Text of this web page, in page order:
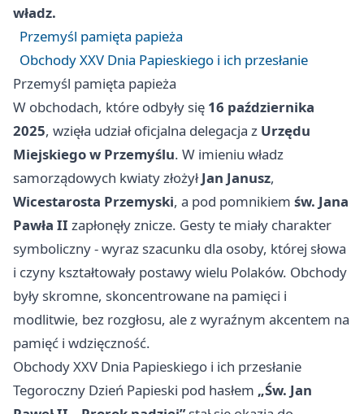
władz.
Przemyśl pamięta papieża
Obchody XXV Dnia Papieskiego i ich przesłanie
Przemyśl pamięta papieża
W obchodach, które odbyły się 16 października
2025, wzięła udział oficjalna delegacja z Urzędu
Miejskiego w Przemyślu. W imieniu władz
samorządowych kwiaty złożyłJan Janusz,
Wicestarosta Przemyski, a pod pomnikiem św. Jana
Pawła II zapłonęły znicze. Gesty te miały charakter
symboliczny - wyraz szacunku dla osoby, której słowa
i czyny kształtowały postawy wielu Polaków. Obchody
były skromne, skoncentrowane na pamięci i
modlitwie, bez rozgłosu, ale z wyraźnym akcentem na
pamięć i wdzięczność.
Obchody XXV Dnia Papieskiego i ich przesłanie
Tegoroczny Dzień Papieski pod hasłem „Św. Jan